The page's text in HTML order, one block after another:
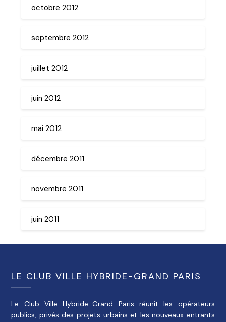
octobre 2012
septembre 2012
juillet 2012
juin 2012
mai 2012
décembre 2011
novembre 2011
juin 2011
LE CLUB VILLE HYBRIDE-GRAND PARIS
Le Club Ville Hybride-Grand Paris réunit les opérateurs
publics, privés des projets urbains et les nouveaux entrants